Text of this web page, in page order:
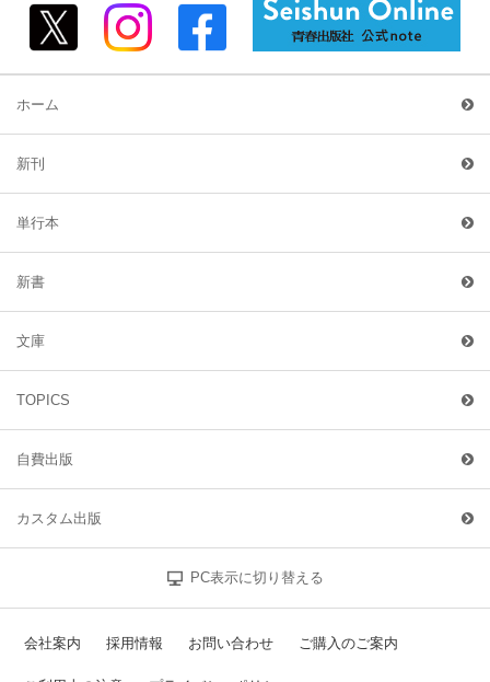
ホーム
新刊
単行本
新書
文庫
TOPICS
自費出版
カスタム出版
PC表示に切り替える
会社案内 採用情報 お問い合わせ ご購入のご案内